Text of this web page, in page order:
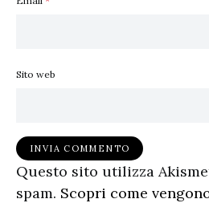
Sito web
Questo sito utilizza
spam. Scopri come